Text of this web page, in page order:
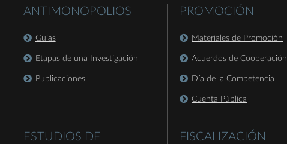
ANTIMONOPOLIOS
Guías
Etapas de una Investigación
Publicaciones
ESTUDIOS DE
PROMOCIÓN
Materiales de Promoción
Acuerdos de Cooperación
Día de la Competencia
Cuenta Pública
FISCALIZACIÓN